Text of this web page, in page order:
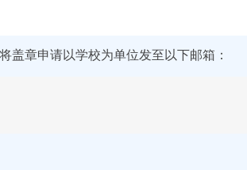
盖章申请以学校为单位发至以下邮箱：